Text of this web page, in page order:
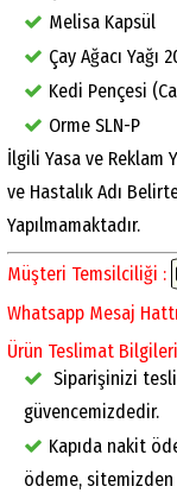
Melisa Kapsül
Çay Ağacı Yağı
Kedi Pençesi
Orme SLN-P
İlgili Yasa ve Reklam
ve Hastalık Adı
Yapılmamaktadır.
Müşteri Temsilciliği :
Whatsapp Mesaj
Ürün Teslimat Bilgileri
Siparişinizi
güvencemizdedir.
Kapıda nakit
ödeme,